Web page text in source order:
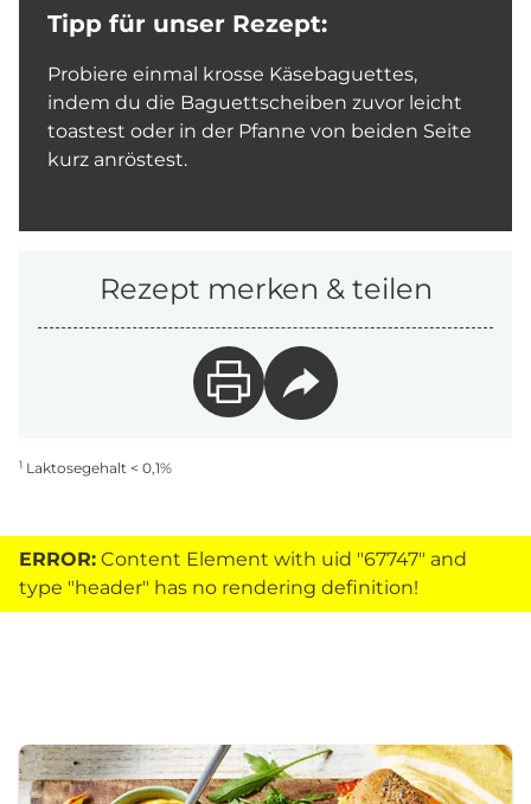
Tipp für unser Rezept:
Probiere einmal krosse Käsebaguettes,
indem du die Baguettscheiben zuvor leicht
toastest oder in der Pfanne von beiden Seite
kurz anröstest.
Rezept merken & teilen
1 Laktosegehalt < 0,1%
ERROR: Content Element with uid "67747" and
type "header" has no rendering definition!